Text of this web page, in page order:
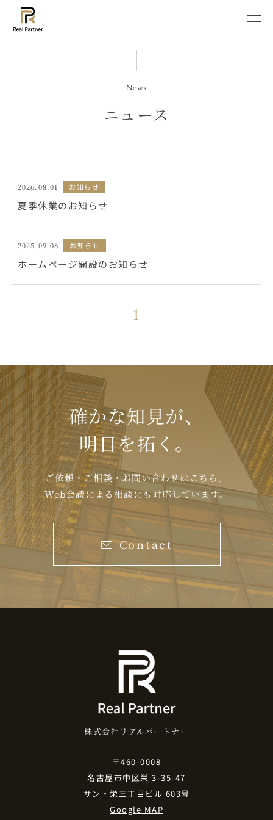
News
ニュース
2026.08.01 お知らせ
夏季休業のお知らせ
2025.09.08 お知らせ
ホームページ開設のお知らせ
1
確かな知見が、
明日を拓く。
ご依頼・ご相談・お問い合わせはこちら。
Web会議による相談にも対応しています。
Contact
株式会社リアルパートナー
〒460-0008
名古屋市中区栄 3-35-47
サン・栄三丁目ビル 603号
Google MAP